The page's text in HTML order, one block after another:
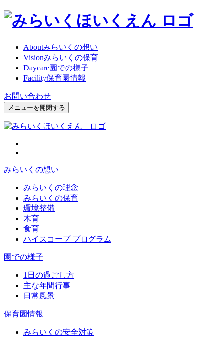
Aboutみらいくの想い
Visionみらいくの保育
Daycare園での様子
Facility保育園情報
お問い合わせ
メニューを開閉する
みらいくの想い
みらいくの理念
みらいくの保育
環境整備
木育
食育
ハイスコープ プログラム
園での様子
1日の過ごし方
主な年間行事
日常風景
保育園情報
みらいくの安全対策